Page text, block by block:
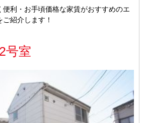
便利・お手頃価格な家賃がおすすめのエ
紹介します！
号室